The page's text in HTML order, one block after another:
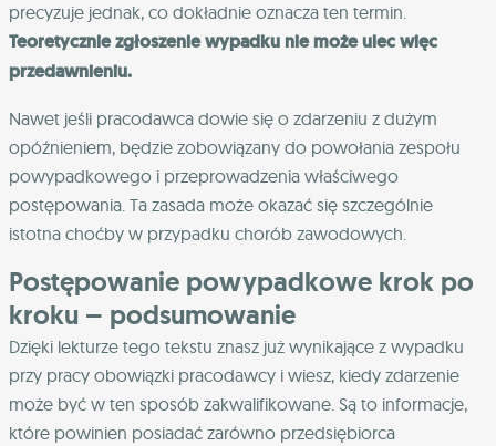
precyzuje jednak, co dokładnie oznacza ten termin.
Teoretycznie zgłoszenie wypadku nie może ulec więc
przedawnieniu.
Nawet jeśli pracodawca dowie się o zdarzeniu z dużym
opóźnieniem, będzie zobowiązany do powołania zespołu
powypadkowego i przeprowadzenia właściwego
postępowania. Ta zasada może okazać się szczególnie
istotna choćby w przypadku chorób zawodowych.
Postępowanie powypadkowe krok po
kroku – podsumowanie
Dzięki lekturze tego tekstu znasz już wynikające z wypadku
przy pracy obowiązki pracodawcy i wiesz, kiedy zdarzenie
może być w ten sposób zakwalifikowane. Są to informacje,
które powinien posiadać zarówno przedsiębiorca